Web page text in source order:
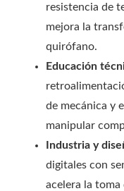
resistencia de
mejora la
quirófano.
Educación
de mecánica y
manipular
Industria y
digitales con
acelera la toma